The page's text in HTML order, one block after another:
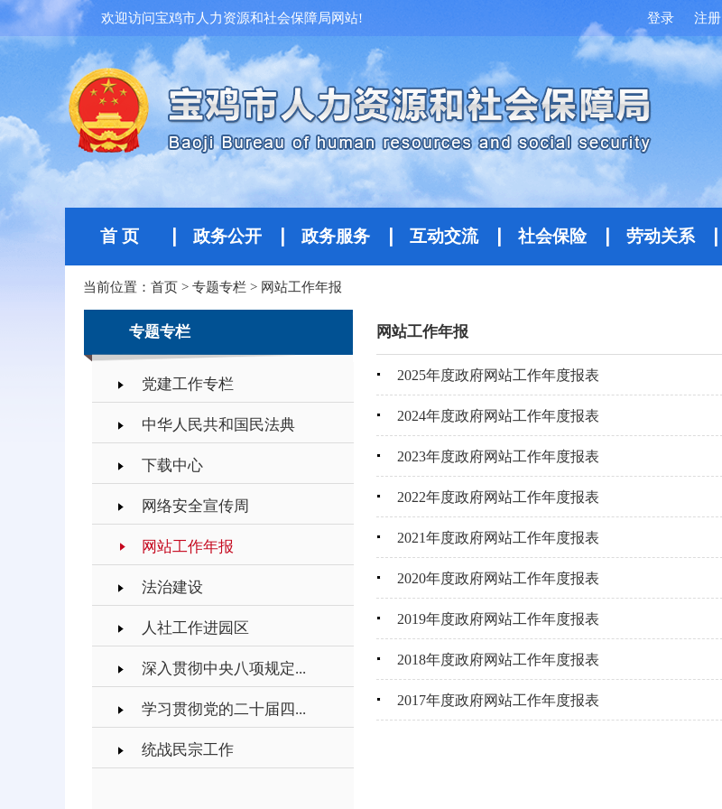
欢迎访问宝鸡市人力资源和社会保障局网站! 登录 注册
首 页 政务公开 政务服务 互动交流 社会保险 劳动关系
当前位置： 首页 > 专题专栏 > 网站工作年报
专题专栏
党建工作专栏
中华人民共和国民法典
下载中心
网络安全宣传周
网站工作年报
法治建设
人社工作进园区
深入贯彻中央八项规定...
学习贯彻党的二十届四...
统战民宗工作
网站工作年报
2025年度政府网站工作年度报表
2024年度政府网站工作年度报表
2023年度政府网站工作年度报表
2022年度政府网站工作年度报表
2021年度政府网站工作年度报表
2020年度政府网站工作年度报表
2019年度政府网站工作年度报表
2018年度政府网站工作年度报表
2017年度政府网站工作年度报表